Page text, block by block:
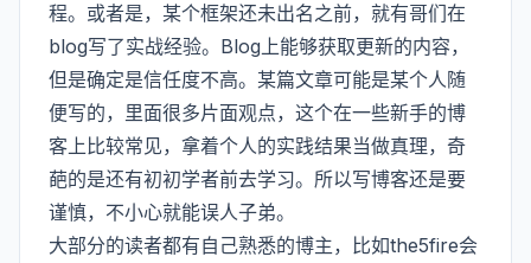
程。或者是，某个框架还未出名之前，就有哥们在
blog写了实战经验。Blog上能够获取更新的内容，
但是确定是信任度不高。某篇文章可能是某个人随
便写的，里面很多片面观点，这个在一些新手的博
客上比较常见，拿着个人的实践结果当做真理，奇
葩的是还有初初学者前去学习。所以写博客还是要
谨慎，不小心就能误人子弟。
大部分的读者都有自己熟悉的博主，比如the5fire会